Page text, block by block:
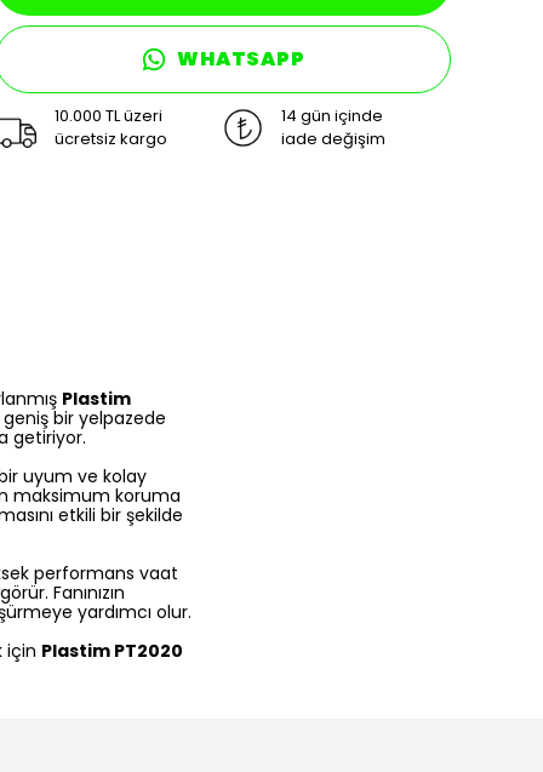
WHATSAPP
10.000 TL üzeri
ücretsiz kargo
14 gün içinde
iade değişim
Plastim
bir yelpazede
getiriyor.
uyum ve kolay
maksimum koruma
etkili bir şekilde
performans vaat
Fanınızın
yardımcı olur.
için Plastim PT2020